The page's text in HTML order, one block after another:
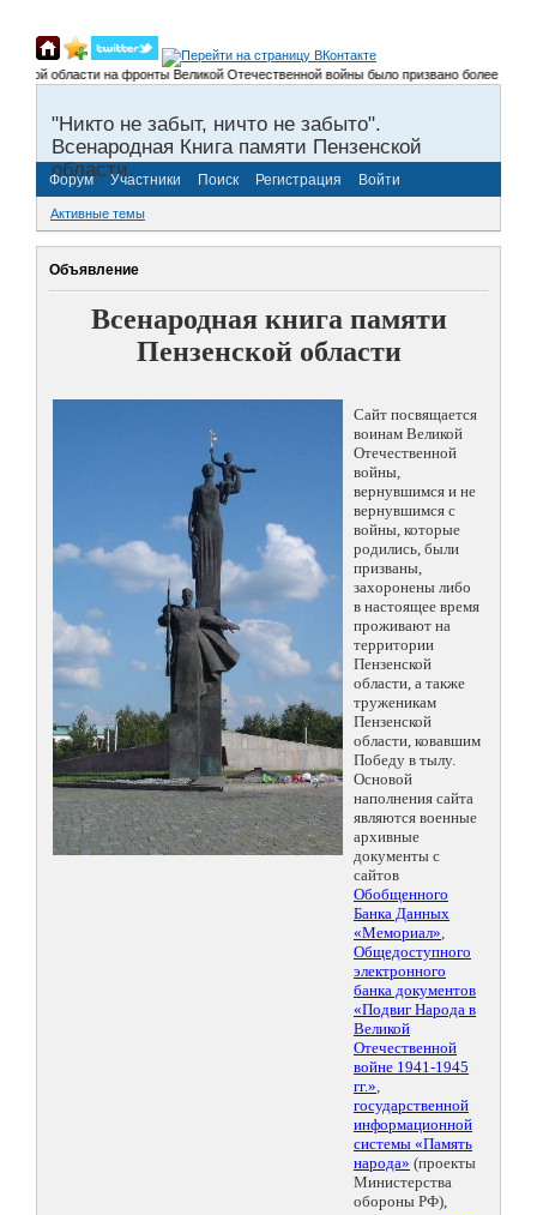
области на фронты Великой Отечественной войны было призвано более 300
"Никто не забыт, ничто не забыто".
Всенародная Книга памяти Пензенской
области.
Форум Участники Поиск Регистрация Войти
Активные темы
Объявление
Всенародная книга памяти
Пензенской области
Сайт посвящается
воинам Великой
Отечественной
войны,
вернувшимся и не
вернувшимся с
войны, которые
родились, были
призваны,
захоронены либо
в настоящее время
проживают на
территории
Пензенской
области, а также
труженикам
Пензенской
области, ковавшим
Победу в тылу.
Основой
наполнения сайта
являются военные
архивные
документы с
сайтов
Обобщенного
Банка Данных
«Мемориал»,
Общедоступного
электронного
банка документов
«Подвиг Народа в
Великой
Отечественной
войне 1941-1945
гг.»,
государственной
информационной
системы «Память
народа» (проекты
Министерства
обороны РФ),